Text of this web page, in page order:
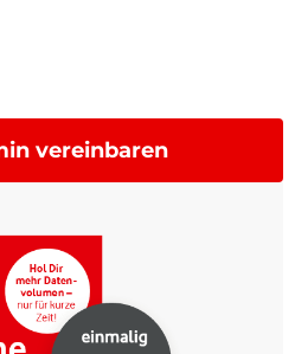
vereinbaren